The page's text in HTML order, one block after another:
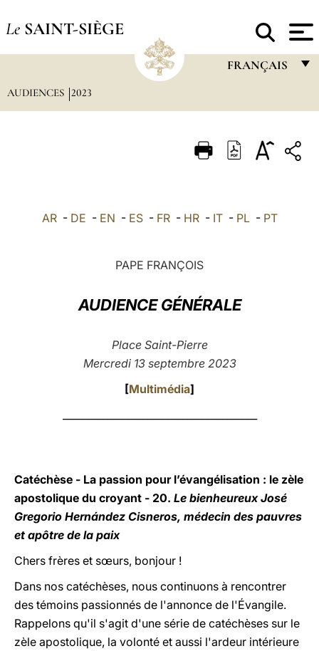
Le SAINT-SIÈGE
FRANÇAIS
ITALIANO
中文
AUDIENCES 2023
AR- DE - EN - ES- FR- HR- IT- PL- PT
PAPE FRANÇOIS
AUDIENCE GÉNÉRALE
Place Saint-Pierre
Mercredi 13 septembre 2023
[Multimédia]
Catéchèse - La passion pour l’évangélisation : le zèle
apostolique du croyant - 20. Le bienheureux José
Gregorio Hernández Cisneros, médecin des pauvres
et apôtre de la paix
Chers frères et sœurs, bonjour !
Dans nos catéchèses, nous continuons à rencontrer
des témoins passionnés de l'annonce de l'Évangile.
Rappelons qu'il s'agit d'une série de catéchèses sur le
zèle apostolique, la volonté et aussi l'ardeur intérieure